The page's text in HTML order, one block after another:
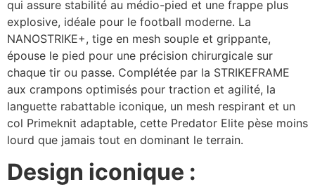
qui assure stabilité au médio-pied et une frappe plus
explosive, idéale pour le football moderne. La
NANOSTRIKE+, tige en mesh souple et grippante,
épouse le pied pour une précision chirurgicale sur
chaque tir ou passe. Complétée par la STRIKEFRAME
aux crampons optimisés pour traction et agilité, la
languette rabattable iconique, un mesh respirant et un
col Primeknit adaptable, cette Predator Elite pèse moins
lourd que jamais tout en dominant le terrain.​​
Design iconique :